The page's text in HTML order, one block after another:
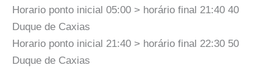
Horario ponto inicial 05:00 > horário final 21:40 40
Duque de Caxias
Horario ponto inicial 21:40 > horário final 22:30 50
Duque de Caxias